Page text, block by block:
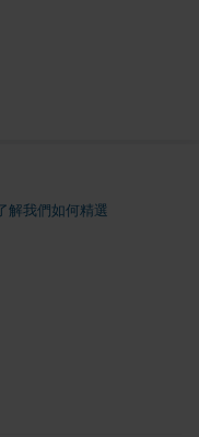
了解我們如何精選